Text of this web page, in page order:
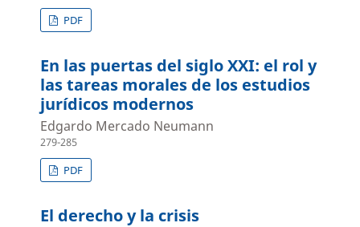
PDF
En las puertas del siglo XXI: el rol y
las tareas morales de los estudios
jurídicos modernos
Edgardo Mercado Neumann
279-285
PDF
El derecho y la crisis